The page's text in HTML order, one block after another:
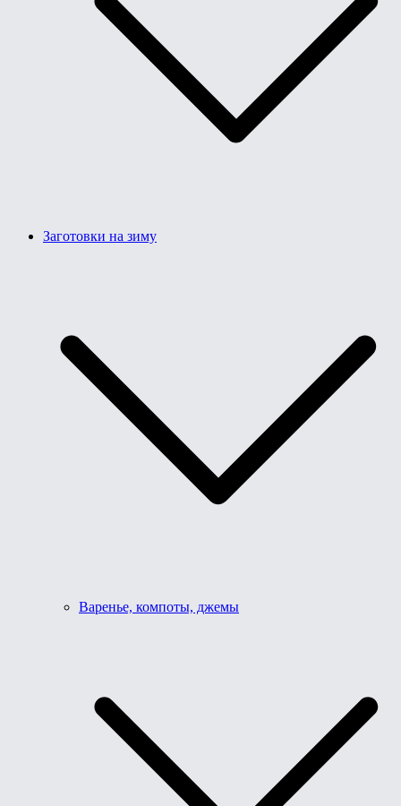
Заготовки на зиму
Варенье, компоты, джемы